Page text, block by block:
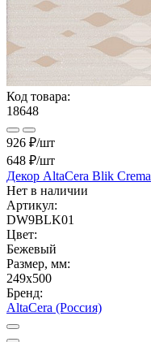
Код товара:
18648
926 ₽/шт
648 ₽/шт
Декор AltaCera Blik Crema
Нет в наличии
Артикул:
DW9BLK01
Цвет:
Бежевый
Размер, мм:
249x500
Бренд:
AltaCera (Россия)